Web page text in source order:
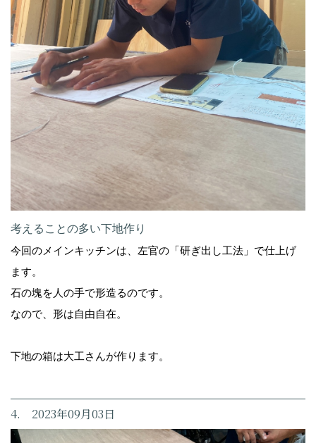
考えることの多い下地作り
今回のメインキッチンは、左官の「研ぎ出し工法」で仕上げ
ます。
石の塊を人の手で形造るのです。
なので、形は自由自在。
下地の箱は大工さんが作ります。
4. 2023年09月03日